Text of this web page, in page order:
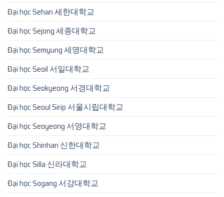
Đại học Sehan 세한대학교
Đại học Sejong 세종대학교
Đại học Semyung 세명대학교
Đại học Seoil 서일대학교
Đại học Seokyeong 서경대학교
Đại học Seoul Sirip 서울시립대학교
Đại học Seoyeong 서영대학교
Đại học Shinhan 신한대학교
Đại học Silla 신라대학교
Đại học Sogang 서강대학교